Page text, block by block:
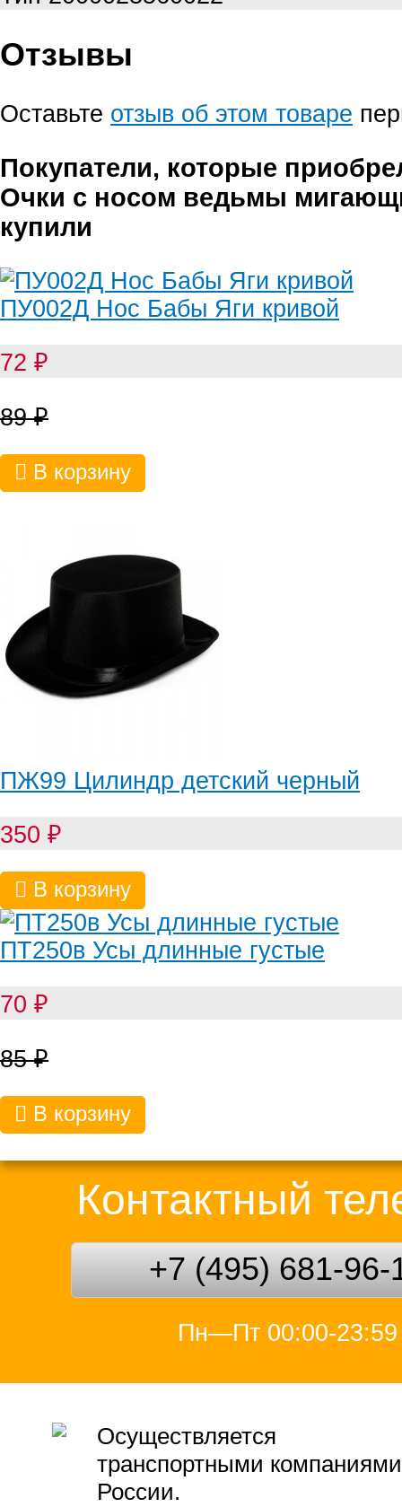
Отзывы
Оставьте отзыв об этом товаре
Покупатели, которые
Очки с носом ведьмы
купили
ПУ002Д Нос Бабы Яги кривой
72 ₽
89₽
В корзину
ПЖ99 Цилиндр детский черный
350 ₽
В корзину
ПТ250в Усы длинные густые
70 ₽
85₽
В корзину
Контактный
+7 (495) 681-96-
Пн—Пт 00:00-23:59
Осуществляется
транспортными компаниями
России.